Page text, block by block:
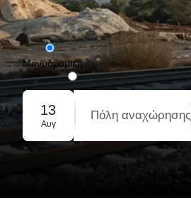
Μονοδρομική
Με επιστροφή
Ομαδική κράτηση
13
Αυγ
Πόλη αναχώρησης